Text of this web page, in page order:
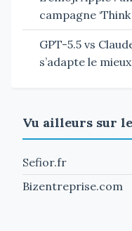
campagne
GPT-5.5 vs
s’adapte le
Vu ailleurs sur
Sefior.fr
Bizentreprise.com